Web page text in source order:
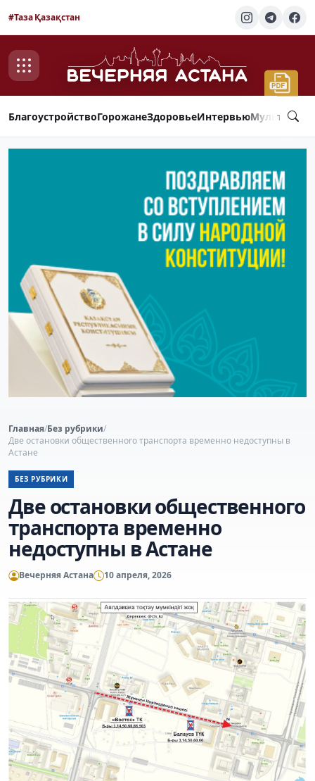
#Таза Қазақстан
БлагоустройствоГорожанеЗдоровьеИнтервью
Главная/Без рубрики/
Две остановки общественного транспорта временно недоступны в
Астане
БЕЗ РУБРИКИ
Две остановки общественного
транспорта временно
недоступны в Астане
Вечерняя Астана 10 апреля, 2026